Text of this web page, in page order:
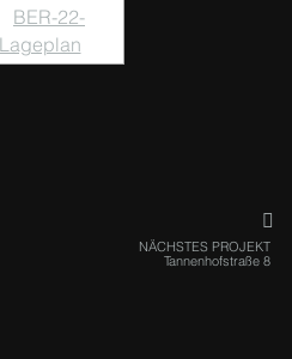
NÄCHSTES PROJEKT
Tannenhofstraße 8